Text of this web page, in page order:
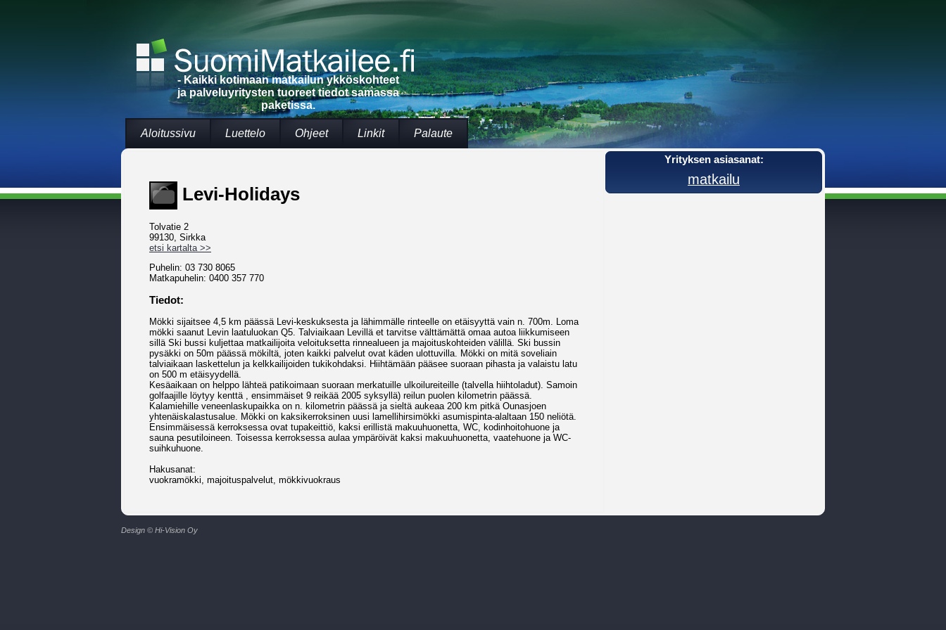
- Kaikki kotimaan matkailun ykköskohteet
ja palveluyritysten tuoreet tiedot samassa
paketissa.
Aloitussivu Luettelo Ohjeet Linkit Palaute
Levi-Holidays
Tolvatie 2
99130, Sirkka
etsi kartalta >>
Puhelin: 03 730 8065
Matkapuhelin: 0400 357 770
Tiedot:
Mökki sijaitsee 4,5 km päässä Levi-keskuksesta ja lähimmälle rinteelle on etäisyyttä vain n. 700m. Loma
mökki saanut Levin laatuluokan Q5. Talviaikaan Levillä et tarvitse välttämättä omaa autoa liikkumiseen
sillä Ski bussi kuljettaa matkailijoita veloituksetta rinnealueen ja majoituskohteiden välillä. Ski bussin
pysäkki on 50m päässä mökiltä, joten kaikki palvelut ovat käden ulottuvilla. Mökki on mitä soveliain
talviaikaan laskettelun ja kelkkailijoiden tukikohdaksi. Hiihtämään pääsee suoraan pihasta ja valaistu latu
on 500 m etäisyydellä.
Kesäaikaan on helppo lähteä patikoimaan suoraan merkatuille ulkoilureiteille (talvella hiihtoladut). Samoin
golfaajille löytyy kenttä , ensimmäiset 9 reikää 2005 syksyllä) reilun puolen kilometrin päässä.
Kalamiehille veneenlaskupaikka on n. kilometrin päässä ja sieltä aukeaa 200 km pitkä Ounasjoen
yhtenäiskalastusalue. Mökki on kaksikerroksinen uusi lamellihirsimökki asumispinta-alaltaan 150 neliötä.
Ensimmäisessä kerroksessa ovat tupakeittiö, kaksi erillistä makuuhuonetta, WC, kodinhoitohuone ja
sauna pesutiloineen. Toisessa kerroksessa aulaa ympäröivät kaksi makuuhuonetta, vaatehuone ja WC-
suihkuhuone.
Hakusanat:
vuokramökki, majoituspalvelut, mökkivuokraus
Yrityksen asiasanat:
matkailu
Design © Hi-Vision Oy